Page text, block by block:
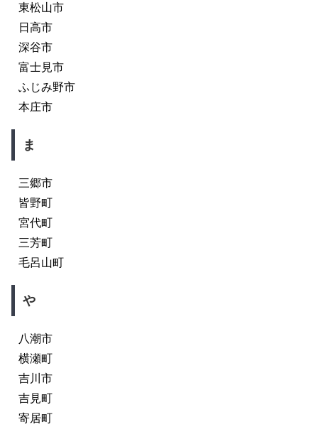
東松山市
日高市
深谷市
富士見市
ふじみ野市
本庄市
ま
三郷市
皆野町
宮代町
三芳町
毛呂山町
や
八潮市
横瀬町
吉川市
吉見町
寄居町